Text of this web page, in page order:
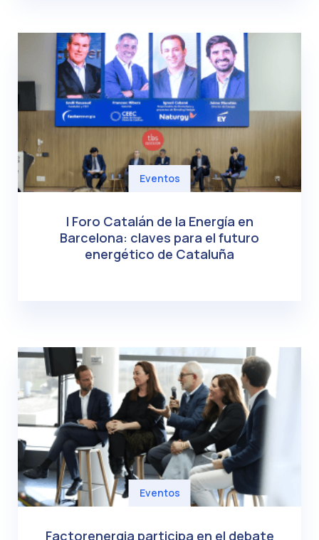
Eventos
I Foro Catalán de la Energía en
Barcelona: claves para el futuro
energético de Cataluña
Eventos
Factorenergia participa en el debate